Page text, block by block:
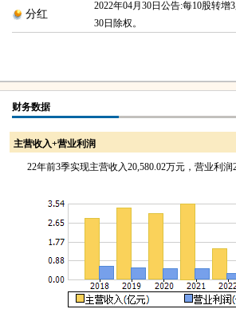
分红
2022年04月30日公告:每10股转增
30日除权。
财务数据
主营收入+营业利润
22年前3季实现主营收入20,580.02万元，营业利润